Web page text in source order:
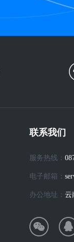
联系我们
服务热线：
电子邮箱：
办公地址： 云